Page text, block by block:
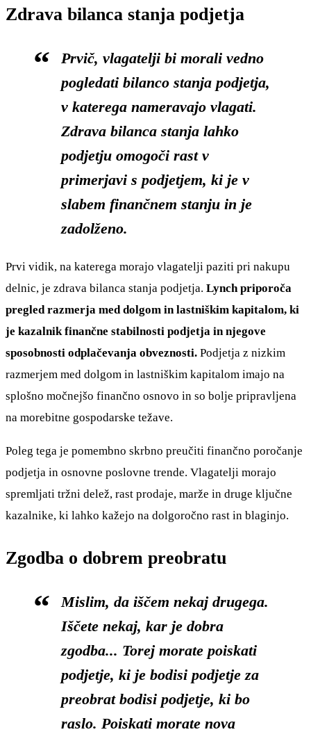
Zdrava bilanca stanja podjetja
Prvič, vlagatelji bi morali vedno
pogledati bilanco stanja podjetja,
v katerega nameravajo vlagati.
Zdrava bilanca stanja lahko
podjetju omogoči rast v
primerjavi s podjetjem, ki je v
slabem finančnem stanju in je
zadolženo.
Prvi vidik, na katerega morajo vlagatelji paziti pri nakupu
delnic, je zdrava bilanca stanja podjetja. Lynch priporoča
pregled razmerja med dolgom in lastniškim kapitalom, ki
je kazalnik finančne stabilnosti podjetja in njegove
sposobnosti odplačevanja obveznosti. Podjetja z nizkim
razmerjem med dolgom in lastniškim kapitalom imajo na
splošno močnejšo finančno osnovo in so bolje pripravljena
na morebitne gospodarske težave.
Poleg tega je pomembno skrbno preučiti finančno poročanje
podjetja in osnovne poslovne trende. Vlagatelji morajo
spremljati tržni delež, rast prodaje, marže in druge ključne
kazalnike, ki lahko kažejo na dolgoročno rast in blaginjo.
Zgodba o dobrem preobratu
Mislim, da iščem nekaj drugega.
Iščete nekaj, kar je dobra
zgodba... Torej morate poiskati
podjetje, ki je bodisi podjetje za
preobrat bodisi podjetje, ki bo
raslo. Poiskati morate nova